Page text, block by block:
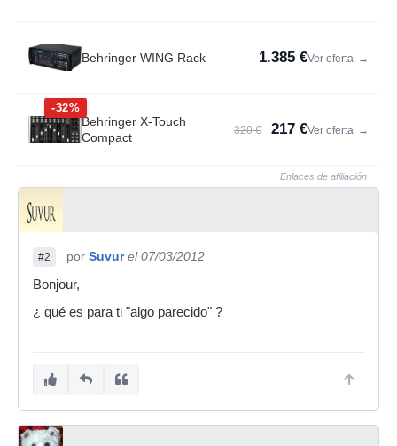
Behringer WING Rack 1.385 €Ver oferta →
-32%
Behringer X-Touch
Compact
320 € 217 €Ver oferta →
Enlaces de afiliación
#2 por Suvur el 07/03/2012
Bonjour,
¿ qué es para ti "algo parecido" ?